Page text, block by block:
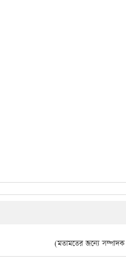
(মতামতের জন্যে সম্পাদক